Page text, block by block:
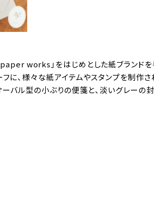
works」をはじめとした紙ブランド
、様々な紙アイテムやスタンプを制作さ
ル型の小ぶりの便箋と、淡いグレーの封